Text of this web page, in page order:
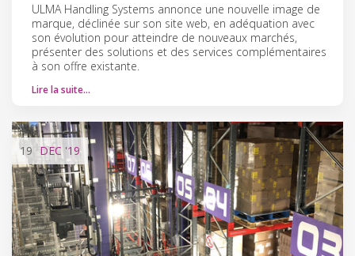
ULMA Handling Systems annonce une nouvelle image de
marque, déclinée sur son site web, en adéquation avec
son évolution pour atteindre de nouveaux marchés,
présenter des solutions et des services complémentaires
à son offre existante.
Lire la suite…
19 DEC '19